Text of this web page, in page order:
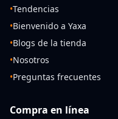
•Tendencias
•Bienvenido a Yaxa
•Blogs de la tienda
•Nosotros
•Preguntas frecuentes
Compra en línea